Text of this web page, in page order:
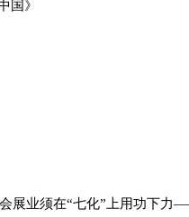
国》
展业须在“七化”上用功下